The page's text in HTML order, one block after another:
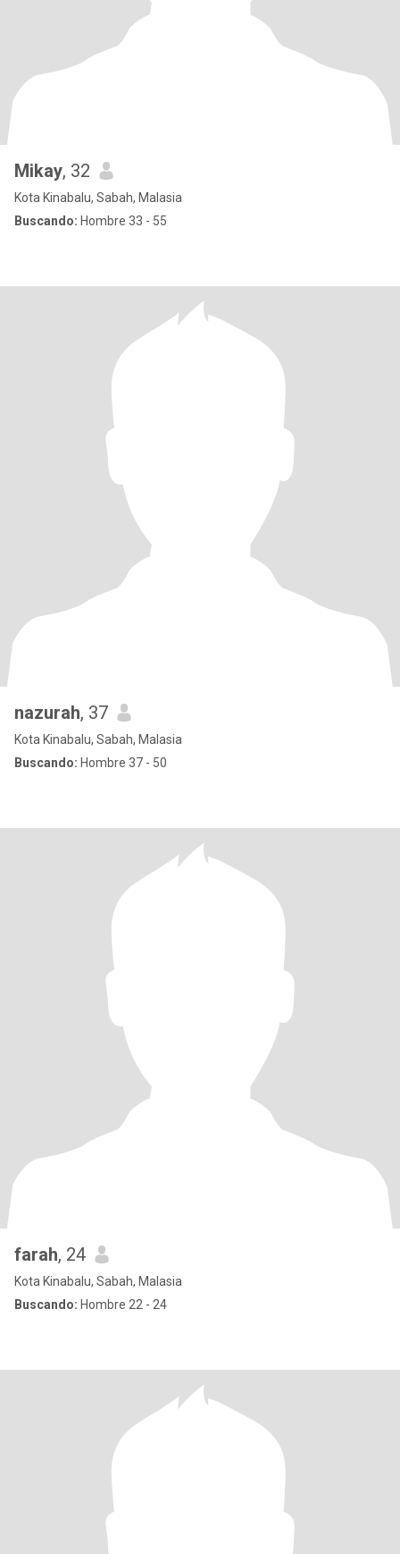
Mikay, 32
Kota Kinabalu, Sabah, Malasia
Buscando: Hombre 33 - 55
nazurah, 37
Kota Kinabalu, Sabah, Malasia
Buscando: Hombre 37 - 50
farah, 24
Kota Kinabalu, Sabah, Malasia
Buscando: Hombre 22 - 24